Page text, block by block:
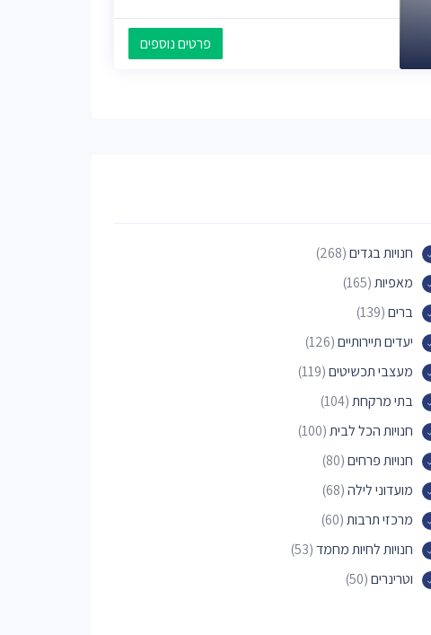
פרטים נוספים
חנויות בגדים(268)
מאפיות(165)
ברים(139)
יעדים תיירותיים(126)
מעצבי תכשיטים(119)
בתי מרקחת(104)
חנויות הכל לבית(100)
חנויות פרחים(80)
מועדוני לילה(68)
מרכזי תרבות(60)
חנויות לחיות מחמד(53)
וטרינרים(50)